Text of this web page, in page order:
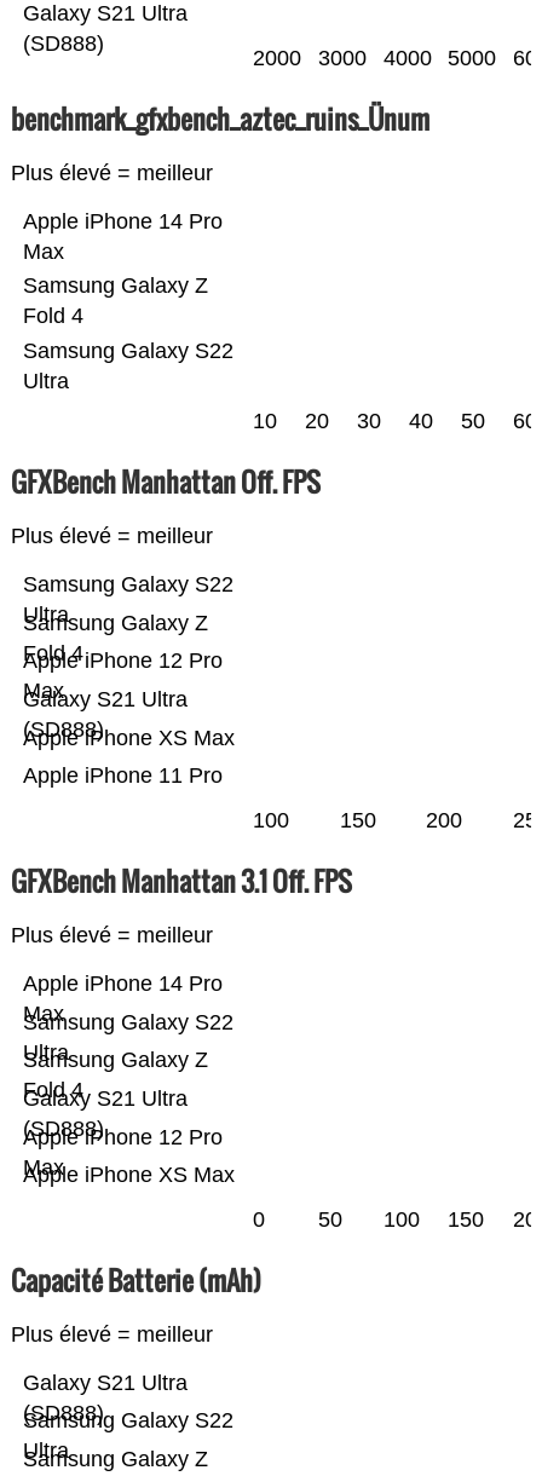
Galaxy S21 Ultra
(SD888)
2000 3000 4000 5000
benchmark_gfxbench_aztec_ruins_Ünum
Plus élevé = meilleur
Samsung Galaxy S22
Ultra
Samsung Galaxy Z
Fold 4
Apple iPhone 14 Pro
Max
10 20 30 40 50 60
GFXBench Manhattan Off. FPS
Plus élevé = meilleur
Apple iPhone 11 Pro
Apple iPhone XS Max
Galaxy S21 Ultra
(SD888)
Apple iPhone 12 Pro
Max
Samsung Galaxy Z
Fold 4
Samsung Galaxy S22
Ultra
100 150 200
GFXBench Manhattan 3.1 Off. FPS
Plus élevé = meilleur
Apple iPhone XS Max
Apple iPhone 12 Pro
Max
Galaxy S21 Ultra
(SD888)
Samsung Galaxy Z
Fold 4
Samsung Galaxy S22
Ultra
Apple iPhone 14 Pro
Max
0 50 100 150
Capacité Batterie (mAh)
Plus élevé = meilleur
Samsung Galaxy Z
Samsung Galaxy S22
Ultra
Galaxy S21 Ultra
(SD888)